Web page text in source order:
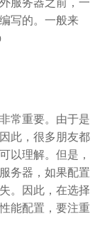
服务器之前，一
写的。一般来
常重要。由于是
此，很多朋友都
以理解。但是，
务器，如果配置
。因此，在选择
能配置，要注重